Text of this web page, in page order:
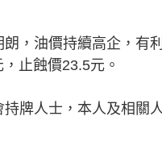
油價持續高企，有利
止蝕價23.5元。
人士，本人及相關人